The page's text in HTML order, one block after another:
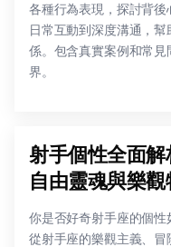
各種行為表現，探討背
日常互動到深度溝通，
係。包含真實案例和常
界。
射手個性全面
自由靈魂與樂觀
你是否好奇射手座的個
從射手座的樂觀主義、